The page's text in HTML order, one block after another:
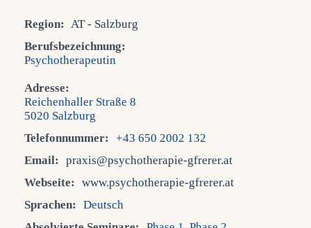
Region:
AT - Salzburg
Berufsbezeichnung:
Psychotherapeutin
Adresse:
Reichenhaller Straße 8
5020 Salzburg
Telefonnummer:
+43 650 2002 132
Email:
praxis@psychotherapie-gfrerer.at
Webseite:
www.psychotherapie-gfrerer.at
Sprachen:
Deutsch